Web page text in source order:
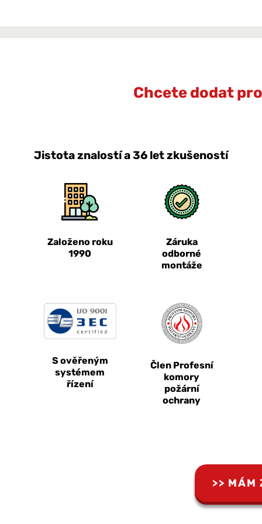
Chcete dodat
Jistota znalostí a 36 let zkušeností
Založeno roku
1990
Záruka
odborné
montáže
S ověřeným
systémem
řízení
Člen Profesní
komory
požární
ochrany
MÁM